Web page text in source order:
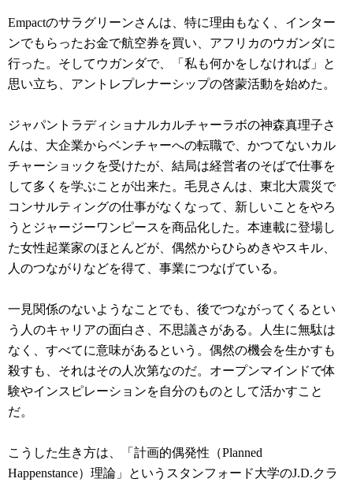
Empactのサラグリーンさんは、特に理由もなく、インター
ンでもらったお金で航空券を買い、アフリカのウガンダに
行った。そしてウガンダで、「私も何かをしなければ」と
思い立ち、アントレプレナーシップの啓蒙活動を始めた。
ジャパントラディショナルカルチャーラボの神森真理子さ
んは、大企業からベンチャーへの転職で、かつてないカル
チャーショックを受けたが、結局は経営者のそばで仕事を
して多くを学ぶことが出来た。毛見さんは、東北大震災で
コンサルティングの仕事がなくなって、新しいことをやろ
うとジャージーワンピースを商品化した。本連載に登場し
た女性起業家のほとんどが、偶然からひらめきやスキル、
人のつながりなどを得て、事業につなげている。
一見関係のないようなことでも、後でつながってくるとい
う人のキャリアの面白さ、不思議さがある。人生に無駄は
なく、すべてに意味があるという。偶然の機会を生かすも
殺すも、それはその人次第なのだ。オープンマインドで体
験やインスピレーションを自分のものとして活かすこと
だ。
こうした生き方は、「計画的偶発性（Planned
Happenstance）理論」というスタンフォード大学のJ.D.クラ